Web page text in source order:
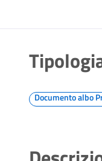
Documento albo